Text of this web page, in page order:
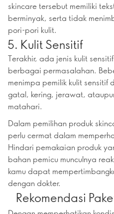
skincare tersebut memiliki
berminyak, serta tidak
pori-pori kulit.
5. Kulit Sensitif
Terakhir, ada jenis kulit
berbagai permasalahan.
menimpa pemilik kulit
gatal, kering, jerawat,
matahari.
Dalam pemilihan produk
perlu cermat dalam
Hindari pemakaian produk
bahan pemicu munculnya
kamu dapat
dengan dokter.
Rekomendasi